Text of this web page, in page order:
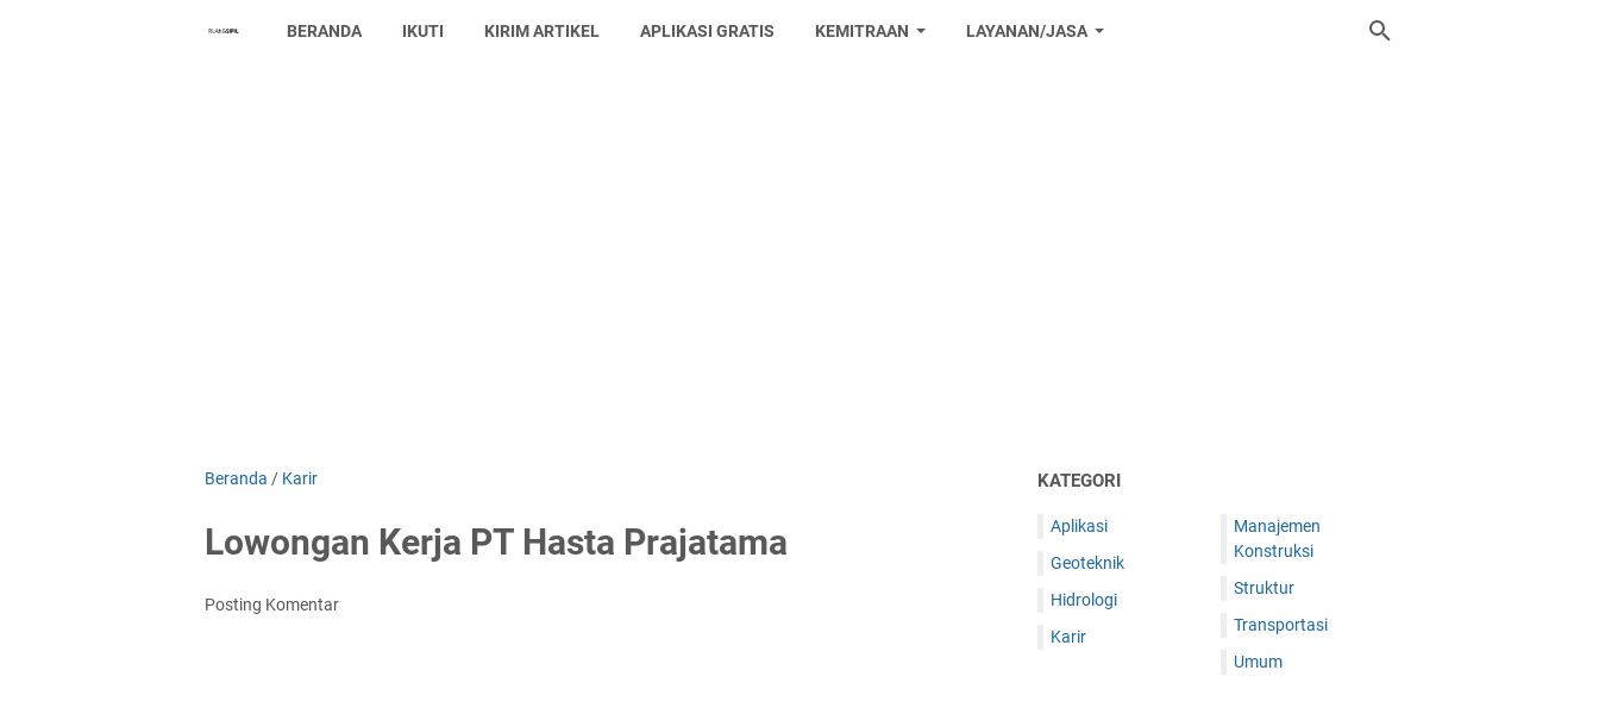
BERANDA IKUTI KIRIM ARTIKEL APLIKASI GRATIS KEMITRAAN LAYANAN/JASA
Beranda / Karir
Lowongan Kerja PT Hasta Prajatama
Posting Komentar
KATEGORI
Aplikasi
Geoteknik
Hidrologi
Karir
Manajemen
Konstruksi
Struktur
Transportasi
Umum